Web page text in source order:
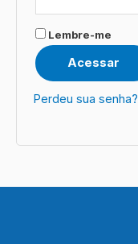
Lembre-me
Acessar
Perdeu sua senha?